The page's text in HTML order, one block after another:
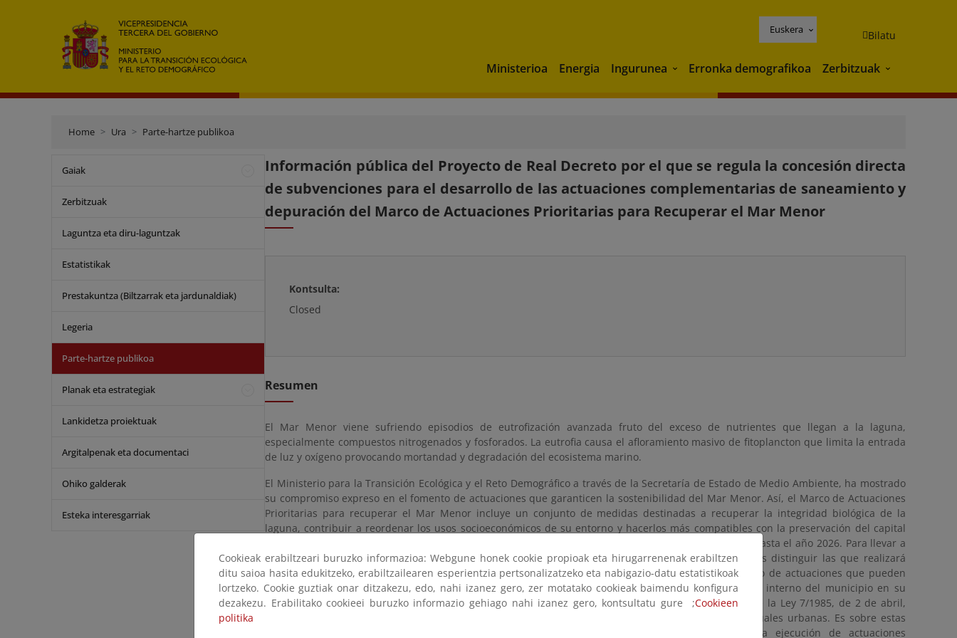
Euskera Bilatu
Ministerioa Energia Ingurunea Ingurunea
Erronka demografikoa Zerbitzuak Zerbitzuak
Home Ura Parte-hartze publikoa
Gaiak
Zerbitzuak
Laguntza eta diru-laguntzak
Estatistikak
Prestakuntza (Biltzarrak eta jardunaldiak)
Legeria
Parte-hartze publikoa
Planak eta estrategiak
Lankidetza proiektuak
Argitalpenak eta documentaci
Ohiko galderak
Esteka interesgarriak
Información pública del Proyecto de Real Decreto por el que se regula la concesión directa
de subvenciones para el desarrollo de las actuaciones complementarias de saneamiento y
depuración del Marco de Actuaciones Prioritarias para Recuperar el Mar Menor
Kontsulta:
Closed
Resumen
El Mar Menor viene sufriendo episodios de eutrofización avanzada fruto del exceso de nutrientes que llegan a la laguna,
especialmente compuestos nitrogenados y fosforados. La eutrofia causa el afloramiento masivo de fitoplancton que limita la entrada
de luz y oxígeno provocando mortandad y degradación del ecosistema marino.
El Ministerio para la Transición Ecológica y el Reto Demográfico a través de la Secretaría de Estado de Medio Ambiente, ha mostrado
su compromiso expreso en el fomento de actuaciones que garanticen la sostenibilidad del Mar Menor. Así, el Marco de Actuaciones
Prioritarias para recuperar el Mar Menor incluye un conjunto de medidas destinadas a recuperar la integridad biológica de la
laguna, contribuir a reordenar los usos socioeconómicos de su entorno y hacerlos más compatibles con la preservación del capital
natural de este enclave único, con un presupuesto estimado de 484,42 millones de euros a ejecutar hasta el año 2026. Para llevar a
cabo las medidas citadas es necesario ejecutar un conjunto de actuaciones, entre las que podemos distinguir las que realizará
directamente el MITERD, actuaciones que cuentan con declaración de interés general y otro conjunto de actuaciones que pueden
considerarse complementarias de las anteriores, centradas en los sistemas de saneamiento a nivel interno del municipio en su
entramado urbano y que se enmarcan en la competencia municipal establecida al artículo 25.2.c) de la Ley 7/1985, de 2 de abril,
reguladora de las Bases del Régimen Local, referidas a la evacuación y tratamiento de aguas residuales urbanas. Es sobre estas
últimas sobre las que se plantea el presente real decreto de subvención, consistente en la ejecución de actuaciones
Cookieak erabiltzeari buruzko informazioa: Webgune honek cookie propioak eta hirugarrenenak erabiltzen
ditu saioa hasita edukitzeko, erabiltzailearen esperientzia pertsonalizatzeko eta nabigazio-datu estatistikoak
lortzeko. Cookie guztiak onar ditzakezu, edo, nahi izanez gero, zer motatako cookieak baimendu konfigura
dezakezu. Erabilitako cookieei buruzko informazio gehiago nahi izanez gero, kontsultatu gure ;Cookieen
politika